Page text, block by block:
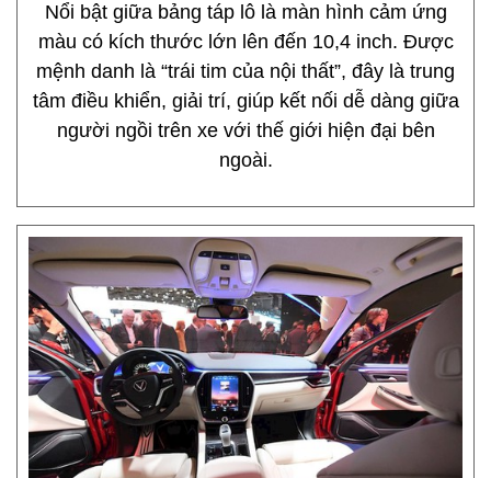
Nổi bật giữa bảng táp lô là màn hình cảm ứng
màu có kích thước lớn lên đến 10,4 inch. Được
mệnh danh là “trái tim của nội thất”, đây là trung
tâm điều khiển, giải trí, giúp kết nối dễ dàng giữa
người ngồi trên xe với thế giới hiện đại bên
ngoài.